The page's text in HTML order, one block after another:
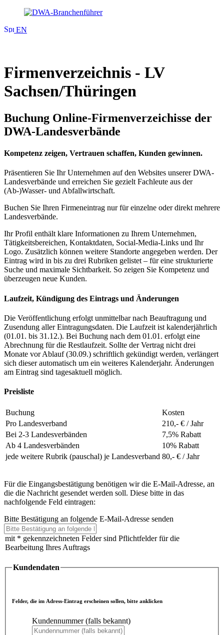
EN
Firmenverzeichnis - LV
Sachsen/Thüringen
Buchung Online-Firmenverzeichisse der
DWA-Landesverbände
Kompetenz zeigen, Vertrauen schaffen, Kunden gewinnen.
Präsentieren Sie Ihr Unternehmen auf den Websites unserer DWA-
Landesverbände und erreichen Sie gezielt Fachleute aus der
(Ab-)Wasser- und Abfallwirtschaft.
Buchen Sie Ihren Firmeneintrag nur für einzelne oder direkt mehrere
Landesverbände.
Ihr Profil enthält klare Informationen zu Ihrem Unternehmen,
Tätigkeitsbereichen, Kontaktdaten, Social-Media-Links und Ihr
Logo. Zusätzlich können weitere Standorte angegeben werden. Der
Eintrag wird in bis zu drei Rubriken gelistet – für eine strukturierte
Suche und maximale Sichtbarkeit. So zeigen Sie Kompetenz und
überzeugen neue Kunden.
Laufzeit, Kündigung des Eintrags und Änderungen
Die Veröffentlichung erfolgt unmittelbar nach Beauftragung und
Zusendung aller Eintragungsdaten. Die Laufzeit ist kalenderjährlich
(01.01. bis 31.12.). Bei Buchung nach dem 01.01. erfolgt eine
Abrechnung für die Restlaufzeit. Sollte der Vertrag nicht drei
Monate vor Ablauf (30.09.) schriftlich gekündigt werden, verlängert
sich dieser automatisch um ein weiteres Kalenderjahr. Änderungen
am Eintrag sind tagesaktuell möglich.
Preisliste
Buchung
Kosten
Pro Landesverband
210,- € / Jahr
Bei 2-3 Landesverbänden
7,5% Rabatt
Ab 4 Landesverbänden
10% Rabatt
jede weitere Rubrik (pauschal) je Landesverband 80,- € / Jahr
Für die Eingangsbestätigung benötigen wir die E-Mail-Adresse, an
die die Nachricht gesendet werden soll. Diese bitte in das
nachfolgende Feld eintragen:
Bitte Bestätigung an folgende E-Mail-Adresse senden
mit * gekennzeichneten Felder sind Pflichtfelder für die
Bearbeitung Ihres Auftrags
Kundendaten
Felder, die im Adress-Eintrag erscheinen sollen, bitte anklicken
Kundennummer (falls bekannt)